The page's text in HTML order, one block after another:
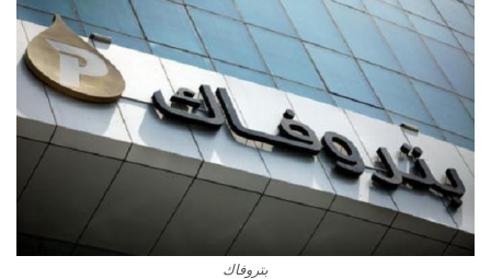
بتروفاك